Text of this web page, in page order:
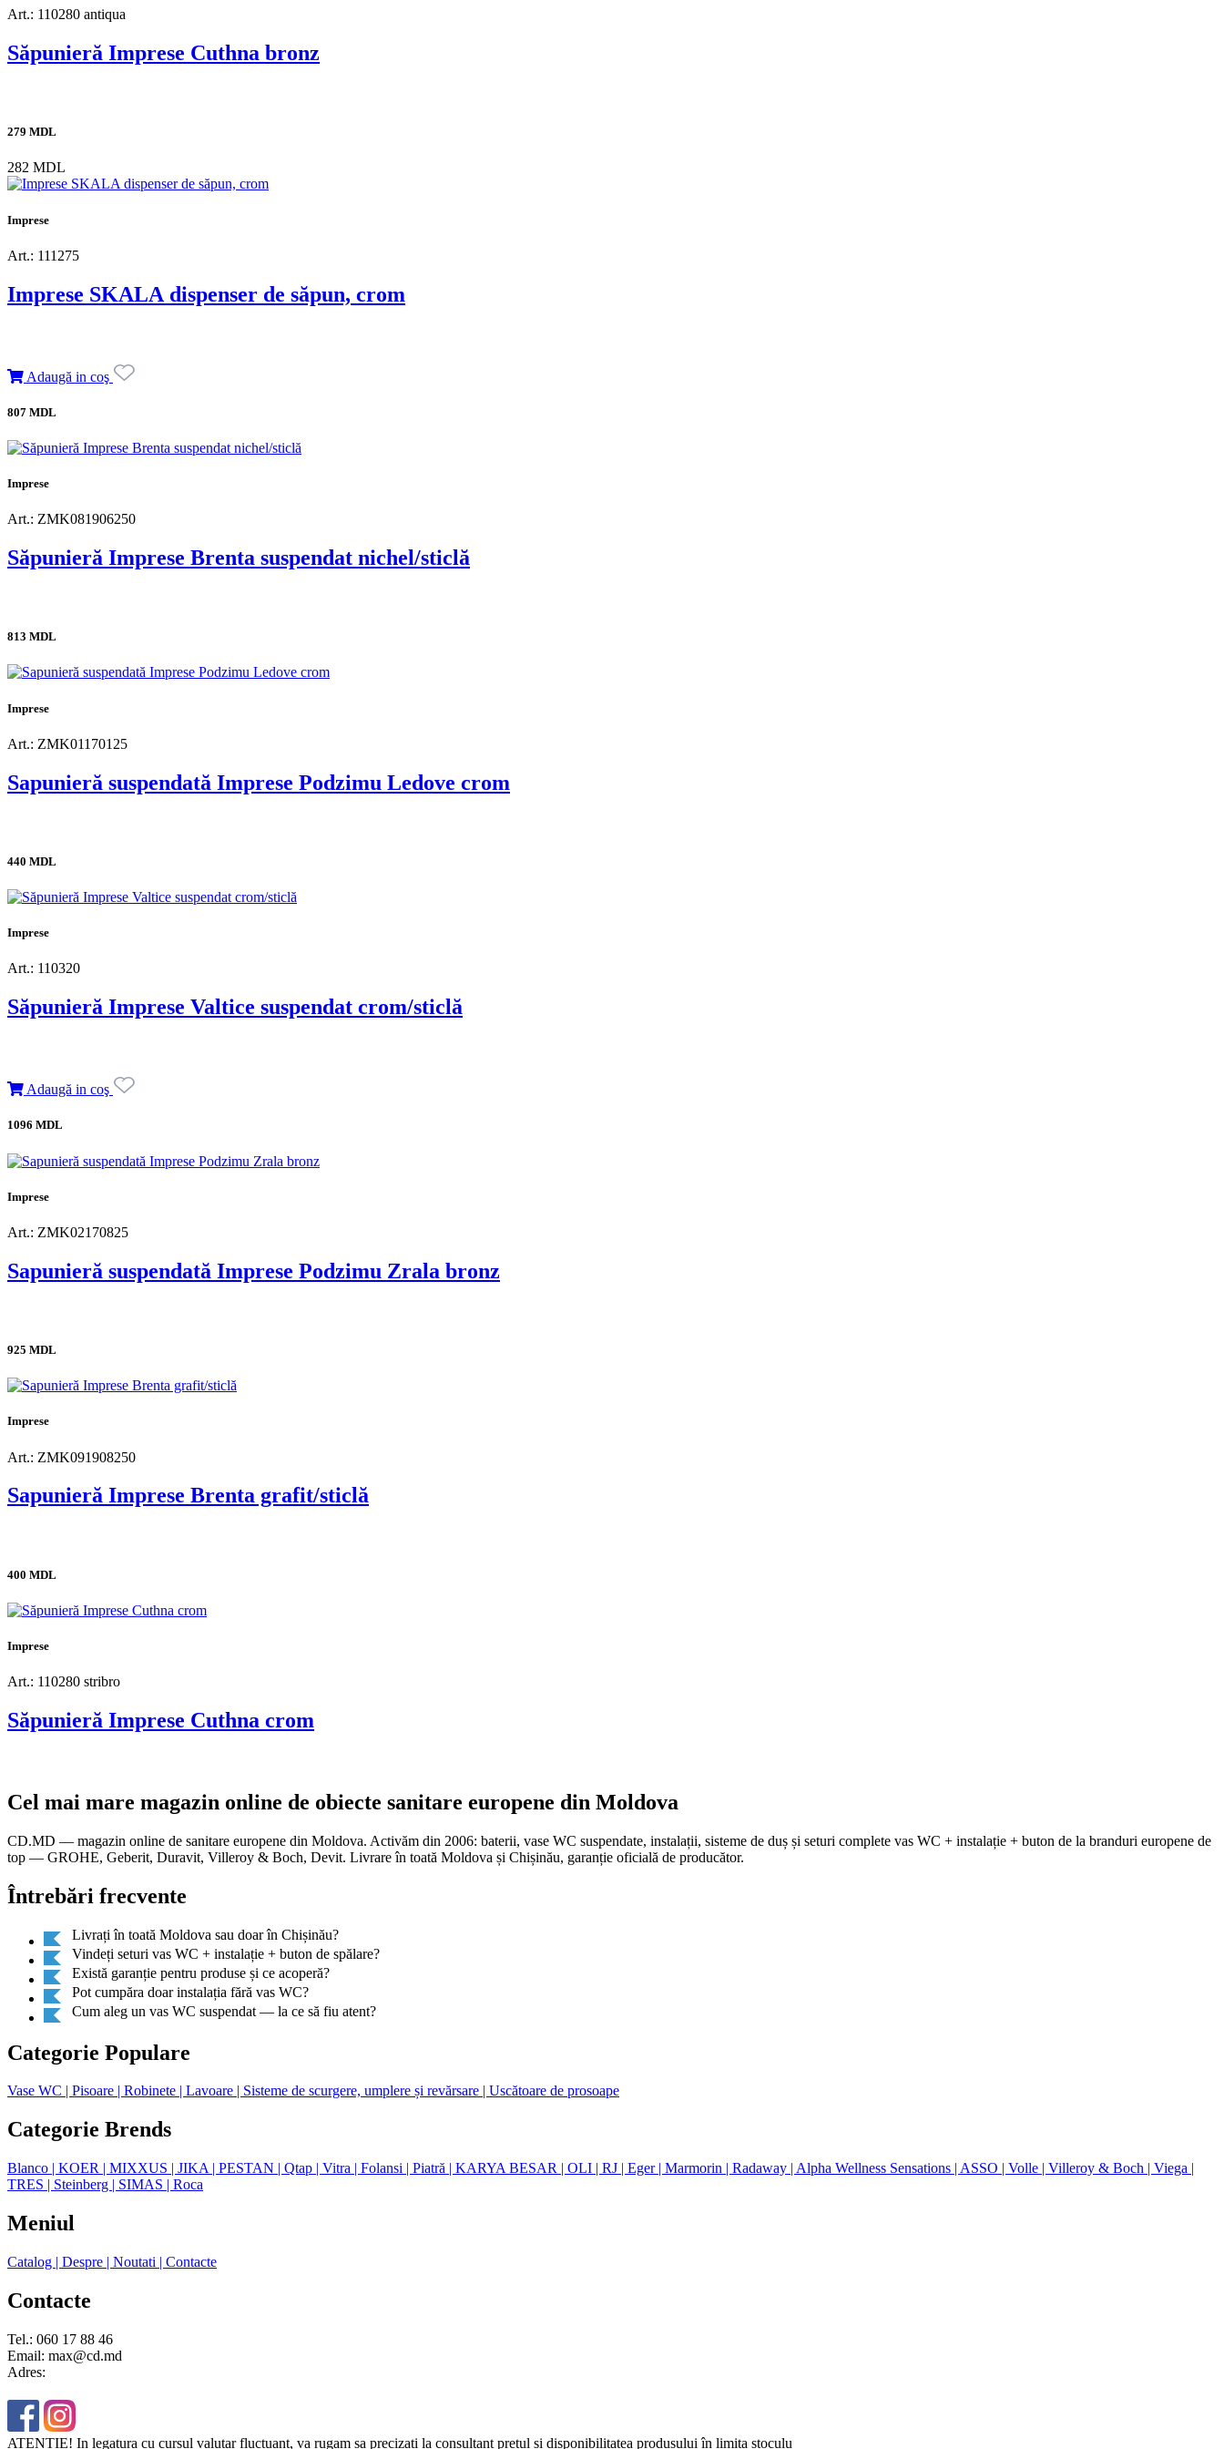
Art.: 110280 antiqua
Săpunieră Imprese Cuthna bronz
279 MDL
282 MDL
Imprese
Art.: 111275
Imprese SKALA dispenser de săpun, crom
Adaugă in coş
807 MDL
Imprese
Art.: ZMK081906250
Săpunieră Imprese Brenta suspendat nichel/sticlă
813 MDL
Imprese
Art.: ZMK01170125
Sapunieră suspendată Imprese Podzimu Ledove crom
440 MDL
Imprese
Art.: 110320
Săpunieră Imprese Valtice suspendat crom/sticlă
Adaugă in coş
1096 MDL
Imprese
Art.: ZMK02170825
Sapunieră suspendată Imprese Podzimu Zrala bronz
925 MDL
Imprese
Art.: ZMK091908250
Sapunieră Imprese Brenta grafit/sticlă
400 MDL
Imprese
Art.: 110280 stribro
Săpunieră Imprese Cuthna crom
Cel mai mare magazin online de obiecte sanitare europene din Moldova
CD.MD — magazin online de sanitare europene din Moldova. Activăm din 2006: baterii, vase WC suspendate, instalații, sisteme de duș și seturi complete vas WC + instalație + buton de la branduri europene de
top — GROHE, Geberit, Duravit, Villeroy & Boch, Devit. Livrare în toată Moldova și Chișinău, garanție oficială de producător.
Întrebări frecvente
Livrați în toată Moldova sau doar în Chișinău?
Vindeți seturi vas WC + instalație + buton de spălare?
Există garanție pentru produse și ce acoperă?
Pot cumpăra doar instalația fără vas WC?
Cum aleg un vas WC suspendat — la ce să fiu atent?
Categorie Populare
Vase WC | Pisoare | Robinete | Lavoare | Sisteme de scurgere, umplere și revărsare | Uscătoare de prosoape
Categorie Brends
Blanco | KOER | MIXXUS | JIKA | PESTAN | Qtap | Vitra | Folansi | Piatră | KARYA BESAR | OLI | RJ | Eger | Marmorin | Radaway | Alpha Wellness Sensations | ASSO | Volle | Villeroy & Boch | Viega |
TRES | Steinberg | SIMAS | Roca
Meniul
Catalog | Despre | Noutati | Contacte
Contacte
Tel.: 060 17 88 46
Email: max@cd.md
Adres:
ATENȚIE! In legatura cu cursul valutar fluctuant, va rugam sa precizati la consultant prețul și disponibilitatea produsului în limita stoculu